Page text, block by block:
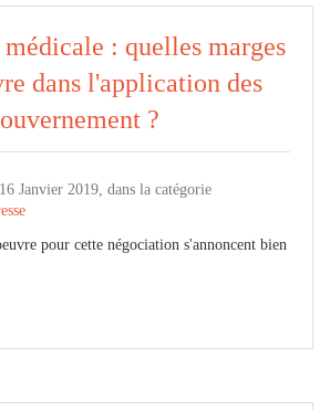
: quelles marges
dans l'application des
?
Janvier 2019, dans la catégorie
pour cette négociation s'annoncent bien